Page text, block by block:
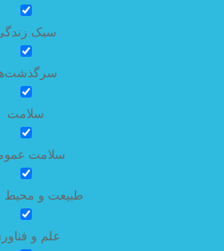
سبک
سلامت
سلامت
طبیعت و
علم و